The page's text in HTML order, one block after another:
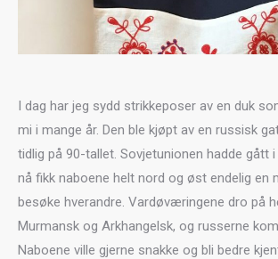
I dag har jeg sydd strikkeposer av en duk
mi i mange år. Den ble kjøpt av en russisk
tidlig på 90-tallet. Sovjetunionen hadde gått
nå fikk naboene helt nord og øst endelig en
besøke hverandre. Vardøværingene dro på
Murmansk og Arkhangelsk, og russerne
Naboene ville gjerne snakke og bli bedre